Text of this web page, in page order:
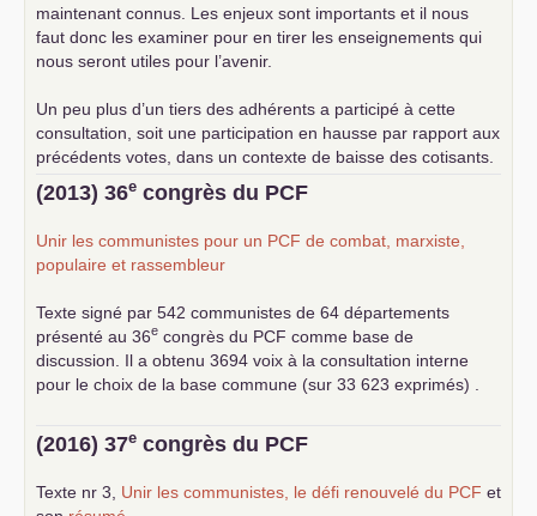
maintenant connus. Les enjeux sont importants et il nous
faut donc les examiner pour en tirer les enseignements qui
nous seront utiles pour l’avenir.
Un peu plus d’un tiers des adhérents a participé à cette
consultation, soit une participation en hausse par rapport aux
précédents votes, dans un contexte de baisse des cotisants.
... lire la suite
(2013) 36e congrès du PCF
Unir les communistes pour un PCF de combat, marxiste,
populaire et rassembleur
Texte signé par 542 communistes de 64 départements
présenté au 36e congrès du PCF comme base de
discussion. Il a obtenu 3694 voix à la consultation interne
pour le choix de la base commune (sur 33 623 exprimés) .
(2016) 37e congrès du PCF
Texte nr 3, Unir les communistes, le défi renouvelé du PCF et